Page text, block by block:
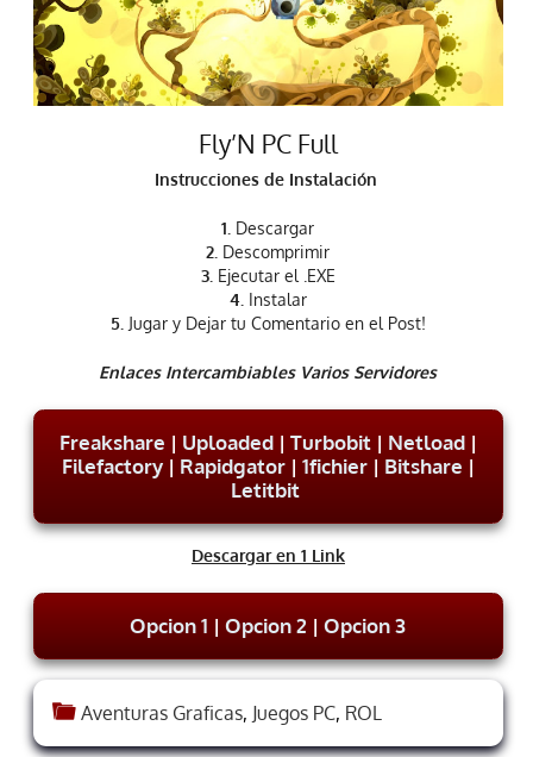
Fly’N PC Full
Instrucciones de Instalación
1. Descargar
2. Descomprimir
3.Ejecutar el .EXE
4.Instalar
5.Jugar y Dejar tu Comentario en el Post!
Enlaces Intercambiables Varios Servidores
Freakshare | Uploaded| Turbobit| Netload|
Filefactory| Rapidgator| 1fichier| Bitshare |
Letitbit
Descargar en 1 Link
Opcion 1 |Opcion 2 |Opcion 3
Aventuras Graficas, Juegos PC, ROL